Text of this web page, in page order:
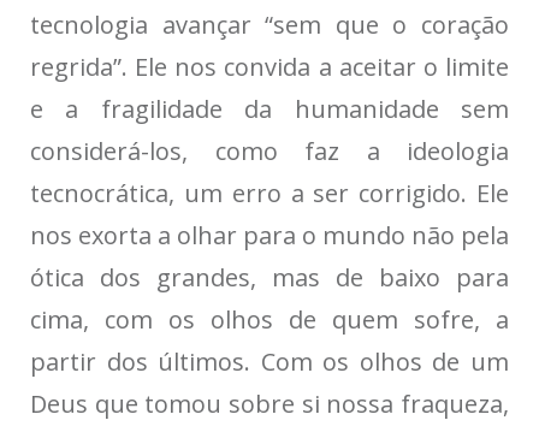
tecnologia avançar “sem que o coração
regrida”. Ele nos convida a aceitar o limite
e a fragilidade da humanidade sem
considerá-los, como faz a ideologia
tecnocrática, um erro a ser corrigido. Ele
nos exorta a olhar para o mundo não pela
ótica dos grandes, mas de baixo para
cima, com os olhos de quem sofre, a
partir dos últimos. Com os olhos de um
Deus que tomou sobre si nossa fraqueza,